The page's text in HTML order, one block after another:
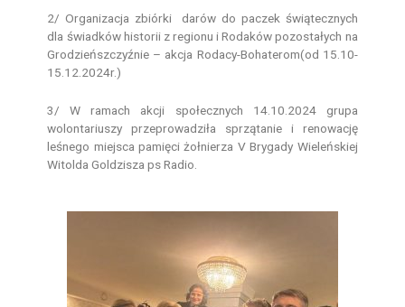
2/ Organizacja zbiórki darów do paczek świątecznych
dla świadków historii z regionu i Rodaków pozostałych na
Grodzieńszczyźnie – akcja Rodacy-Bohaterom(od 15.10-
15.12.2024r.)
3/ W ramach akcji społecznych 14.10.2024 grupa
wolontariuszy przeprowadziła sprzątanie i renowację
leśnego miejsca pamięci żołnierza V Brygady Wieleńskiej
Witolda Goldzisza ps Radio.